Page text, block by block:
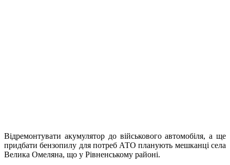
Відремонтувати акумулятор до військового автомобіля, а ще
придбати бензопилу для потреб АТО планують мешканці села
Велика Омеляна, що у Рівненському районі.